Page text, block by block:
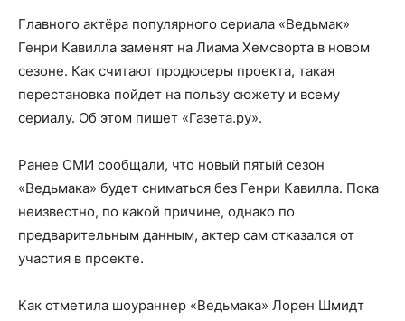
Главного актёра популярного сериала «Ведьмак»
Генри Кавилла заменят на Лиама Хемсворта в новом
сезоне. Как считают продюсеры проекта, такая
перестановка пойдет на пользу сюжету и всему
сериалу. Об этом пишет «Газета.ру».
Ранее СМИ сообщали, что новый пятый сезон
«Ведьмака» будет сниматься без Генри Кавилла. Пока
неизвестно, по какой причине, однако по
предварительным данным, актер сам отказался от
участия в проекте.
Как отметила шоураннер «Ведьмака» Лорен Шмидт